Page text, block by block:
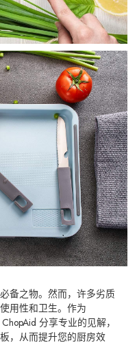
备之物。然而，许多劣质
用性和卫生。作为
ChopAid 分享专业的见解，
，从而提升您的厨房效